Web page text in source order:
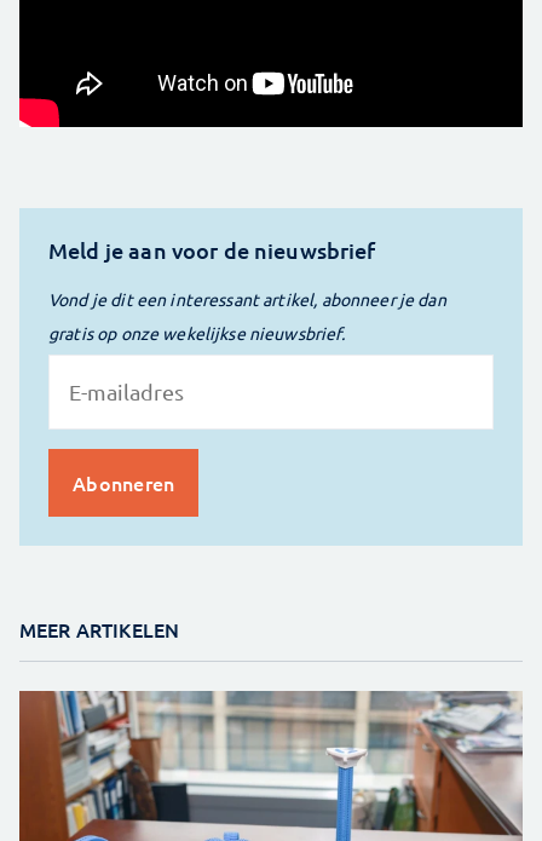
Meld je aan voor de nieuwsbrief
Vond je dit een interessant artikel, abonneer je dan
gratis op onze wekelijkse nieuwsbrief.
MEER ARTIKELEN